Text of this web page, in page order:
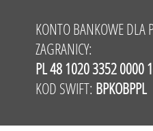
KONTO BANKOWE DLA
ZAGRANICY:
PL 48 1020 3352 0000
KOD SWIFT: BPKOBPPL